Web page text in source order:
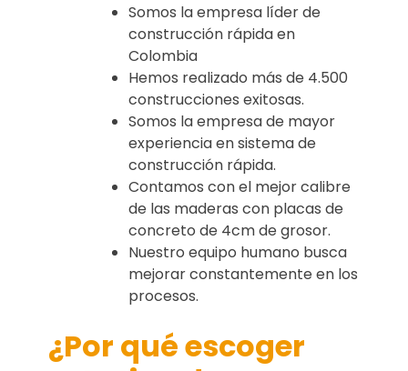
Somos la empresa líder de
construcción rápida en
Colombia
Hemos realizado más de 4.500
construcciones exitosas.
Somos la empresa de mayor
experiencia en sistema de
construcción rápida.
Contamos con el mejor calibre
de las maderas con placas de
concreto de 4cm de grosor.
Nuestro equipo humano busca
mejorar constantemente en los
procesos.
¿Por qué escoger